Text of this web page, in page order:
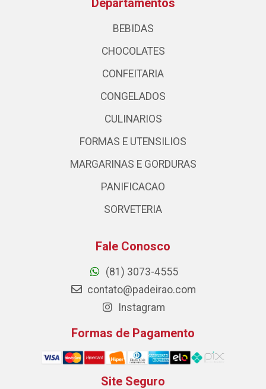
Departamentos
BEBIDAS
CHOCOLATES
CONFEITARIA
CONGELADOS
CULINARIOS
FORMAS E UTENSILIOS
MARGARINAS E GORDURAS
PANIFICACAO
SORVETERIA
Fale Conosco
(81) 3073-4555
contato@padeirao.com
Instagram
Formas de Pagamento
Site Seguro